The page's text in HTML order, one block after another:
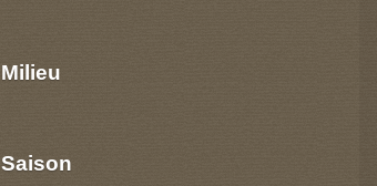
Milieu
Saison